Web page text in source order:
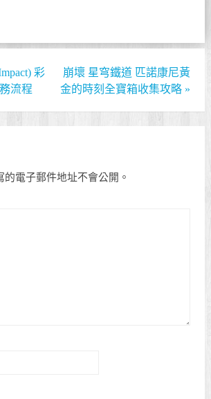
彩
流程
崩壞 星穹鐵道 匹諾康尼黃
金的時刻全寶箱收集攻略 »
電子郵件地址不會公開。